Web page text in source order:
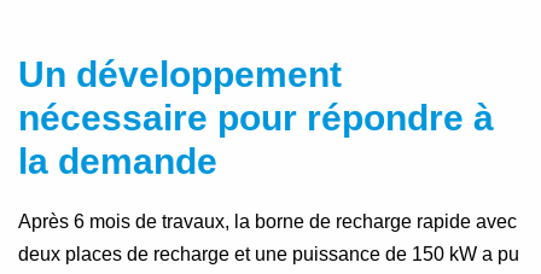
Un développement
nécessaire pour répondre à
la demande
Après 6 mois de travaux, la borne de recharge rapide avec
deux places de recharge et une puissance de 150 kW a pu